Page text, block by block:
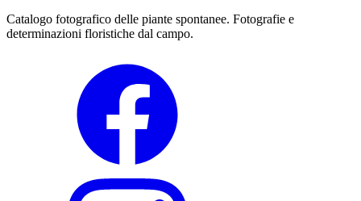
Catalogo fotografico delle piante spontanee. Fotografie e
determinazioni floristiche dal campo.